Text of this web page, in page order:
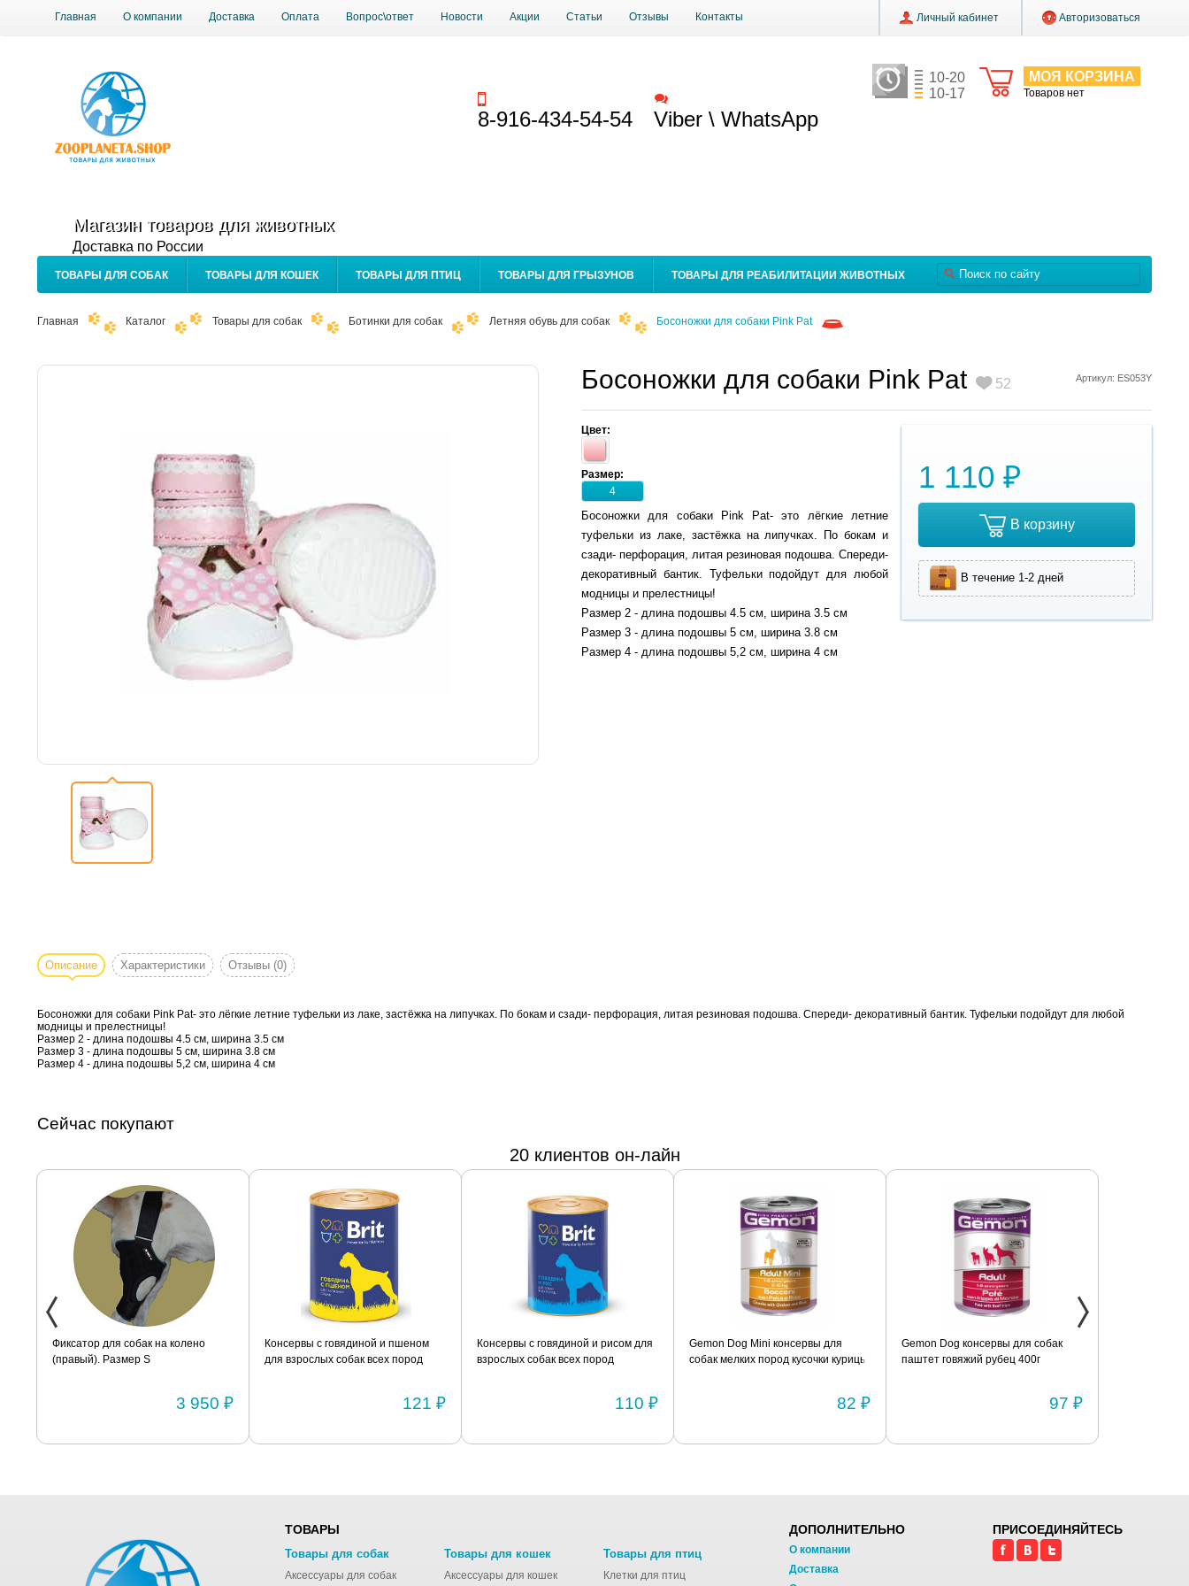
Главная О компании Доставка Оплата Вопрос\ответ Новости Акции Статьи Отзывы Контакты Личный кабинет Авторизоваться
МОЯ КОРЗИНА
Товаров нет
10-20
10-17
Магазин товаров для животных
Доставка по России
8-916-434-54-54 Viber \ WhatsApp
ТОВАРЫ ДЛЯ СОБАК ТОВАРЫ ДЛЯ КОШЕК ТОВАРЫ ДЛЯ ПТИЦ ТОВАРЫ ДЛЯ ГРЫЗУНОВ ТОВАРЫ ДЛЯ РЕАБИЛИТАЦИИ ЖИВОТНЫХ
Главная Каталог Товары для собак Ботинки для собак Летняя обувь для собак Босоножки для собаки Pink Pat
Артикул: ES053Y
Босоножки для собаки Pink Pat 52
Цвет:
Размер:
4
1 110 ₽
В корзину
В течение 1-2 дней
Босоножки для собаки Pink Pat- это лёгкие летние
туфельки из лаке, застёжка на липучках. По бокам и
сзади- перфорация, литая резиновая подошва. Спереди-
декоративный бантик. Туфельки подойдут для любой
модницы и прелестницы!
Размер 2 - длина подошвы 4.5 см, ширина 3.5 см
Размер 3 - длина подошвы 5 см, ширина 3.8 см
Размер 4 - длина подошвы 5,2 см, ширина 4 см
Описание Характеристики Отзывы (0)
Босоножки для собаки Pink Pat- это лёгкие летние туфельки из лаке, застёжка на липучках. По бокам и сзади- перфорация, литая резиновая подошва. Спереди- декоративный бантик. Туфельки подойдут для любой
модницы и прелестницы!
Размер 2 - длина подошвы 4.5 см, ширина 3.5 см
Размер 3 - длина подошвы 5 см, ширина 3.8 см
Размер 4 - длина подошвы 5,2 см, ширина 4 см
Сейчас покупают
20 клиентов он-лайн
для собак на колено
Размер S
Консервы с говядиной и пшеном
для взрослых собак всех пород
Консервы с говядиной и рисом для
взрослых собак всех пород
Gemon Dog Mini консервы для
собак мелких пород кусочки курицы
Gemon Dog консервы для собак
паштет говяжий рубец 400г
Консервы с говядиной и
ТОВАРЫ
Товары для собак
Аксессуары для собак
Товары для кошек
Аксессуары для кошек
Товары для птиц
Клетки для птиц
ДОПОЛНИТЕЛЬНО
О компании
Доставка
ПРИСОЕДИНЯЙТЕСЬ